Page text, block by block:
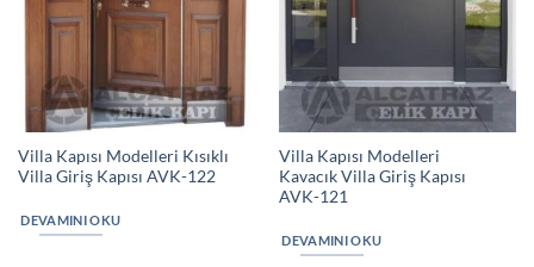
Villa Kapısı Modelleri Kısıklı
Villa Giriş Kapısı AVK-122
DEVAMINI OKU
Villa Kapısı Modelleri
Kavacık Villa Giriş Kapısı
AVK-121
DEVAMINI OKU